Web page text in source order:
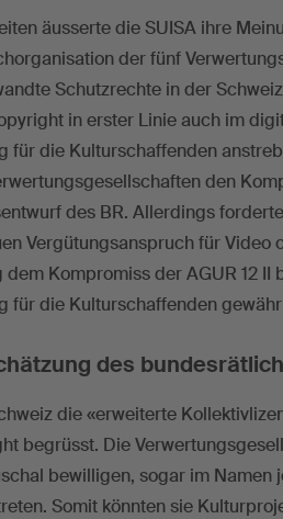
äusserte die SUISA ihre
der fünf
Schutzrechte in der
in erster Linie auch im
für die Kulturschaffenden
den
des BR. Allerdings
Vergütungsanspruch für Video
Kompromiss der AGUR 12 II
für die Kulturschaffenden
des
die «erweiterte
begrüsst. Die
bewilligen, sogar im Namen
Somit könnten sie